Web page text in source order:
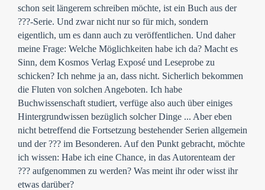
schon seit längerem schreiben möchte, ist ein Buch aus der
???-Serie. Und zwar nicht nur so für mich, sondern
eigentlich, um es dann auch zu veröffentlichen. Und daher
meine Frage: Welche Möglichkeiten habe ich da? Macht es
Sinn, dem Kosmos Verlag Exposé und Leseprobe zu
schicken? Ich nehme ja an, dass nicht. Sicherlich bekommen
die Fluten von solchen Angeboten. Ich habe
Buchwissenschaft studiert, verfüge also auch über einiges
Hintergrundwissen bezüglich solcher Dinge ... Aber eben
nicht betreffend die Fortsetzung bestehender Serien allgemein
und der ??? im Besonderen. Auf den Punkt gebracht, möchte
ich wissen: Habe ich eine Chance, in das Autorenteam der
??? aufgenommen zu werden? Was meint ihr oder wisst ihr
etwas darüber?